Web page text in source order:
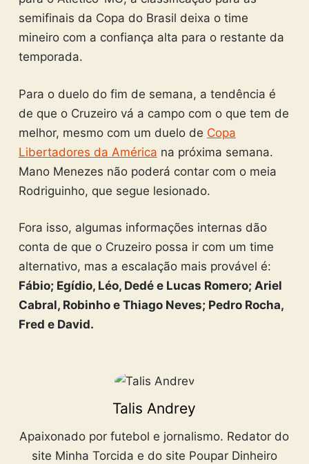
semifinais da Copa do Brasil deixa o time
mineiro com a confiança alta para o restante da
temporada.
Para o duelo do fim de semana, a tendência é
de que o Cruzeiro vá a campo com o que tem de
melhor, mesmo com um duelo de Copa
Libertadores da América na próxima semana.
Mano Menezes não poderá contar com o meia
Rodriguinho, que segue lesionado.
Fora isso, algumas informações internas dão
conta de que o Cruzeiro possa ir com um time
alternativo, mas a escalação mais provável é:
Fábio; Egídio, Léo, Dedé e Lucas Romero; Ariel
Cabral, Robinho e Thiago Neves; Pedro Rocha,
Fred e David.
Talis Andrey
Apaixonado por futebol e jornalismo. Redator do
site Minha Torcida e do site Poupar Dinheiro